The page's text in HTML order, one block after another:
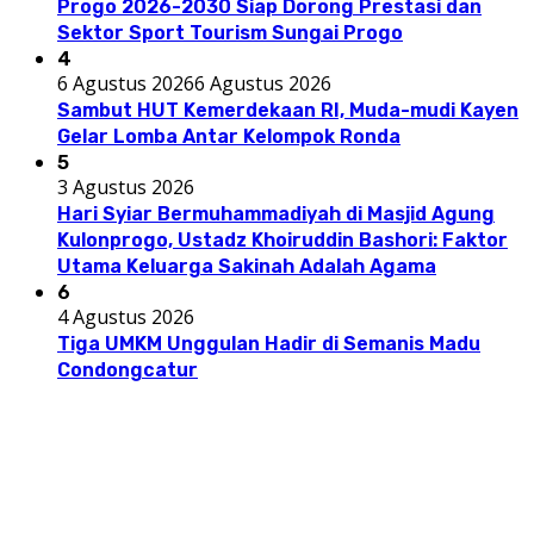
Progo 2026-2030 Siap Dorong Prestasi dan
Sektor Sport Tourism Sungai Progo
4
6 Agustus 20266 Agustus 2026
Sambut HUT Kemerdekaan RI, Muda-mudi Kayen
Gelar Lomba Antar Kelompok Ronda
5
3 Agustus 2026
Hari Syiar Bermuhammadiyah di Masjid Agung
Kulonprogo, Ustadz Khoiruddin Bashori: Faktor
Utama Keluarga Sakinah Adalah Agama
6
4 Agustus 2026
Tiga UMKM Unggulan Hadir di Semanis Madu
Condongcatur